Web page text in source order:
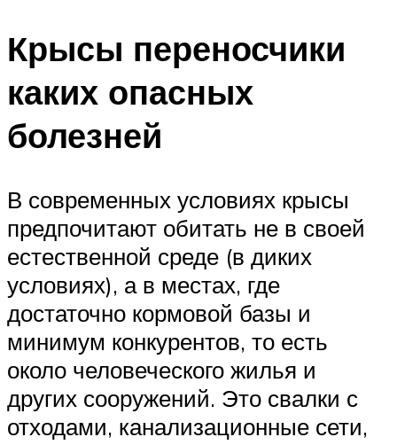
Крысы переносчики
каких опасных
болезней
В современных условиях крысы
предпочитают обитать не в своей
естественной среде (в диких
условиях), а в местах, где
достаточно кормовой базы и
минимум конкурентов, то есть
около человеческого жилья и
других сооружений. Это свалки с
отходами, канализационные сети,